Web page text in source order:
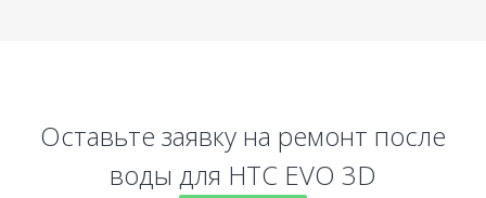
Оставьте заявку на ремонт после
воды для HTC EVO 3D